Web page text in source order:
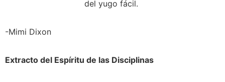
del yugo fácil.
-Mimi Dixon
Extracto del Espíritu de las Disciplinas